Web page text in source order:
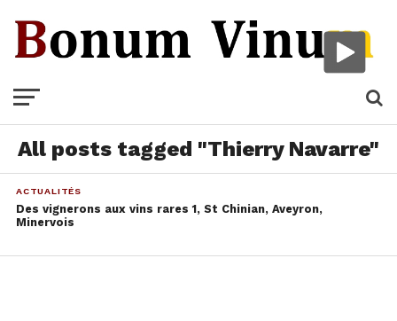
All posts tagged "Thierry Navarre"
ACTUALITÉS
Des vignerons aux vins rares 1, St Chinian, Aveyron,
Minervois